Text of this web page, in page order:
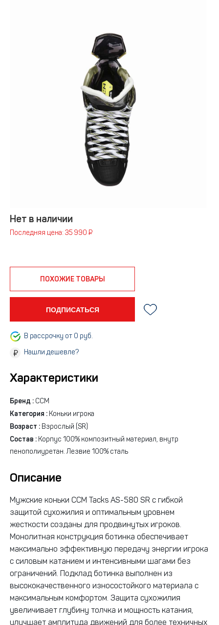
Нет в наличии
Последняя цена: 35 990 ₽
ПОХОЖИЕ ТОВАРЫ
ПОДПИСАТЬСЯ
В рассрочку от 0 руб.
Нашли дешевле?
Характеристики
Бренд : CCM
Категория : Коньки игрока
Возраст : Взрослый (SR)
Состав : Корпус 100% композитный материал, внутр
пенополиуретан. Лезвие 100% сталь
Описание
Мужские коньки CCM Tacks AS-580 SR с гибкой
защитой сухожилия и оптимальным уровнем
жесткости созданы для продвинутых игроков.
Монолитная конструкция ботинка обеспечивает
максимально эффективную передачу энергии игрока
с силовым катанием и интенсивными шагами без
ограничений. Подклад ботинка выполнен из
высококачественного износостойкого материала с
максимальным комфортом. Защита сухожилия
увеличивает глубину толчка и мощность катания,
улучшает амплитуда движений для более техничных